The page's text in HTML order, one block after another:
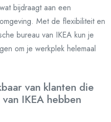
bijdraagt aan een
Met de flexibiliteit en
bureau van IKEA kun je
om je werkplek helemaal
van klanten die
IKEA hebben